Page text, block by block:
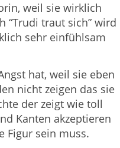
weil sie wirklich
traut sich” wird
sehr einfühlsam
hat, weil sie eben
nicht zeigen das sie
der zeigt wie toll
Kanten akzeptieren
Figur sein muss.